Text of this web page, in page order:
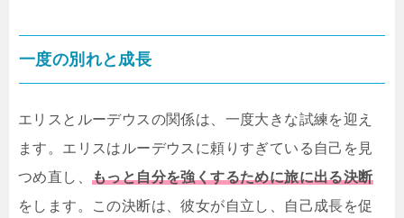
一度の別れと成長
エリスとルーデウスの関係は、一度大きな試練を迎え
ます。エリスはルーデウスに頼りすぎている自己を見
つめ直し、 もっと自分を強くするために旅に出る決断
をします。この決断は、彼女が自立し、自己成長を促